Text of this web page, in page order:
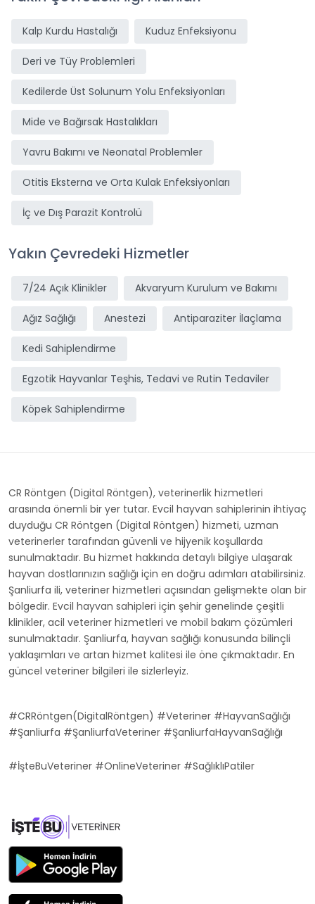
Kalp Kurdu Hastalığı Kuduz Enfeksiyonu
Deri ve Tüy Problemleri
Kedilerde Üst Solunum Yolu Enfeksiyonları
Mide ve Bağırsak Hastalıkları
Yavru Bakımı ve Neonatal Problemler
Otitis Eksterna ve Orta Kulak Enfeksiyonları
İç ve Dış Parazit Kontrolü
Yakın Çevredeki Hizmetler
7/24 Açık Klinikler Akvaryum Kurulum ve Bakımı
Ağız Sağlığı Anestezi Antiparaziter İlaçlama
Kedi Sahiplendirme
Egzotik Hayvanlar Teşhis, Tedavi ve Rutin Tedaviler
Köpek Sahiplendirme
CR Röntgen (Digital Röntgen), veterinerlik hizmetleri
arasında önemli bir yer tutar. Evcil hayvan sahiplerinin ihtiyaç
duyduğu CR Röntgen (Digital Röntgen) hizmeti, uzman
veterinerler tarafından güvenli ve hijyenik koşullarda
sunulmaktadır. Bu hizmet hakkında detaylı bilgiye ulaşarak
hayvan dostlarınızın sağlığı için en doğru adımları atabilirsiniz.
Şanliurfa ili, veteriner hizmetleri açısından gelişmekte olan bir
bölgedir. Evcil hayvan sahipleri için şehir genelinde çeşitli
klinikler, acil veteriner hizmetleri ve mobil bakım çözümleri
sunulmaktadır. Şanliurfa, hayvan sağlığı konusunda bilinçli
yaklaşımları ve artan hizmet kalitesi ile öne çıkmaktadır. En
güncel veteriner bilgileri ile sizlerleyiz.
#CRRöntgen(DigitalRöntgen) #Veteriner #HayvanSağlığı
#Şanliurfa #ŞanliurfaVeteriner #ŞanliurfaHayvanSağlığı
#İşteBuVeteriner #OnlineVeteriner #SağlıklıPatiler